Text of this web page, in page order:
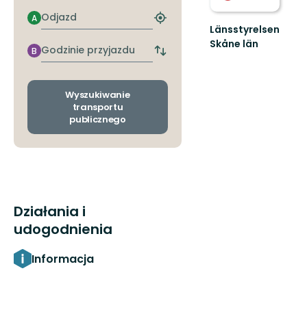
Odjazd
A
Znajdź
przystanek
Godzinie
przyjazdu
B
Zmiana
odjazdu
Wyszukiwanie
transportu
publicznego
Działania i
udogodnienia
Informacja
Länsstyrelsen
Skåne län